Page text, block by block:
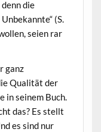
die
(S.
seien rar
ganz
Qualität der
in seinem Buch.
das? Es stellt
es sind nur